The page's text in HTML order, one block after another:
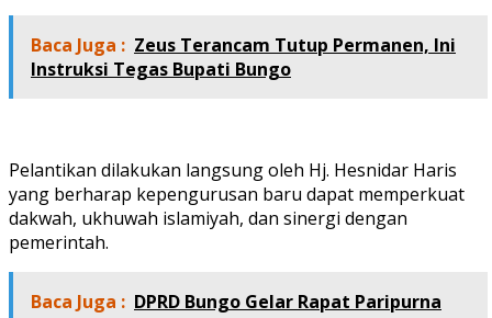
Baca Juga : Zeus Terancam Tutup Permanen, Ini
Instruksi Tegas Bupati Bungo
Pelantikan dilakukan langsung oleh Hj. Hesnidar Haris
yang berharap kepengurusan baru dapat memperkuat
dakwah, ukhuwah islamiyah, dan sinergi dengan
pemerintah.
Baca Juga : DPRD Bungo Gelar Rapat Paripurna